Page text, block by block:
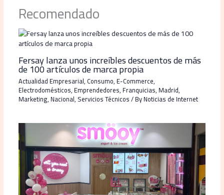
Recomendado
Fersay lanza unos increíbles descuentos de más
de 100 artículos de marca propia
Actualidad Empresarial, Consumo, E-Commerce,
Electrodomésticos, Emprendedores, Franquicias, Madrid,
Marketing, Nacional, Servicios Técnicos/ ByNoticias de Internet